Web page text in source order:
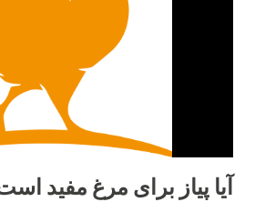
طراحی گردیده است. ۲. میزان
عدد تخم‌مرغ در سال تولید می‌کند. در
آیا پیاز برای مرغ مفید